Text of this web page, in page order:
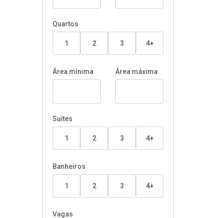
Quartos
1 2 3 4+
Área mínima Área máxima
Suítes
1 2 3 4+
Banheiros
1 2 3 4+
Vagas